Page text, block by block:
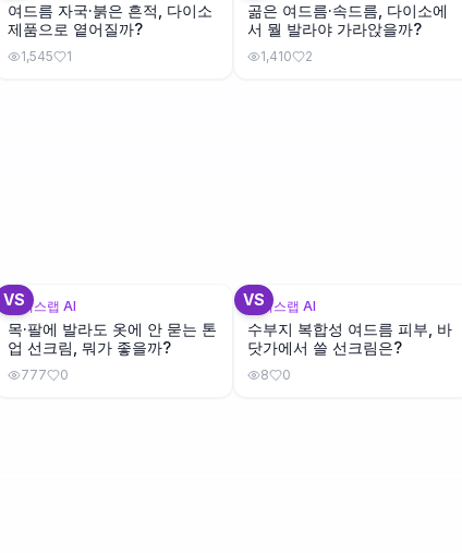
여드름 자국·붉은 흔적, 다이소
제품으로 옅어질까?
1,545 1
곪은 여드름·속드름, 다이소에
서 뭘 발라야 가라앉을까?
1,410 2
VS
뷰틱스랩 AI
목·팔에 발라도 옷에 안 묻는 톤
업 선크림, 뭐가 좋을까?
777 0
VS
뷰틱스랩 AI
수부지 복합성 여드름 피부, 바
닷가에서 쓸 선크림은?
8 0